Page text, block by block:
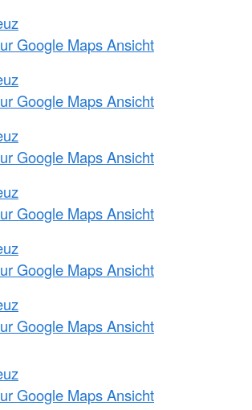
Google Maps Ansicht
Google Maps Ansicht
Google Maps Ansicht
Google Maps Ansicht
Google Maps Ansicht
Google Maps Ansicht
Google Maps Ansicht